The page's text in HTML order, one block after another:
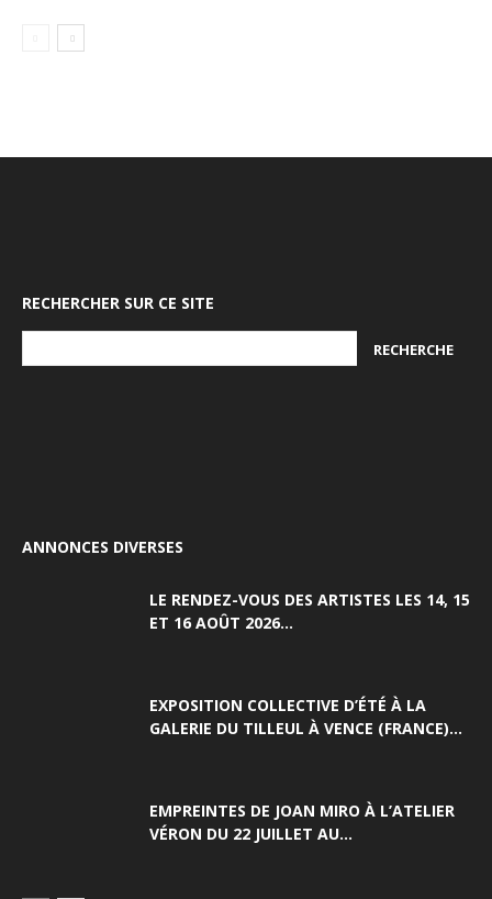
RECHERCHER SUR CE SITE
ANNONCES DIVERSES
LE RENDEZ-VOUS DES ARTISTES LES 14, 15
ET 16 AOÛT 2026...
EXPOSITION COLLECTIVE D’ÉTÉ À LA
GALERIE DU TILLEUL À VENCE (FRANCE)...
EMPREINTES DE JOAN MIRO À L’ATELIER
VÉRON DU 22 JUILLET AU...